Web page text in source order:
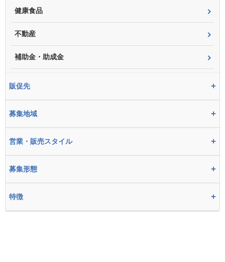
健康食品
不動産
補助金・助成金
販促先 +
募集地域 +
営業・販売スタイル +
募集形態 +
特徴 +